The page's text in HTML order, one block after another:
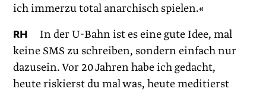
ich immerzu total anarchisch spielen.«
RH In der U-Bahn ist es eine gute Idee, mal
keine SMS zu schreiben, sondern einfach nur
dazusein. Vor 20 Jahren habe ich gedacht,
heute riskierst du mal was, heute meditierst